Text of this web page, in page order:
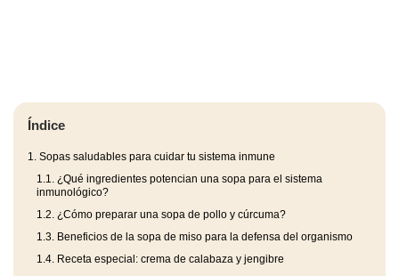
Índice
1. Sopas saludables para cuidar tu sistema inmune
1.1. ¿Qué ingredientes potencian una sopa para el sistema
inmunológico?
1.2. ¿Cómo preparar una sopa de pollo y cúrcuma?
1.3. Beneficios de la sopa de miso para la defensa del organismo
1.4. Receta especial: crema de calabaza y jengibre